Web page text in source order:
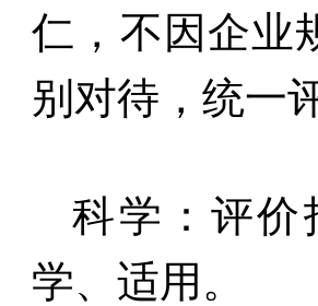
仁，不因企业
别对待，统一
科学：评价
学、适用。